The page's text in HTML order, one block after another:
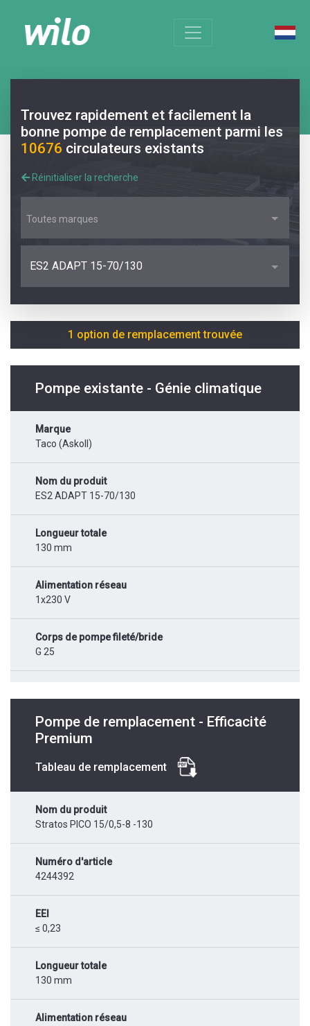
Trouvez rapidement et facilement la
bonne pompe de remplacement parmi les
10676 circulateurs existants
Réinitialiser la recherche
Toutes marques
ES2 ADAPT 15-70/130
1 option de remplacement trouvée
Pompe existante - Génie climatique
Marque
Taco (Askoll)
Nom du produit
ES2 ADAPT 15-70/130
Longueur totale
130 mm
Alimentation réseau
1x230 V
Corps de pompe fileté/bride
G 25
Pompe de remplacement - Efficacité
Premium
Tableau de remplacement
Nom du produit
Stratos PICO 15/0,5-8 -130
Numéro d'article
4244392
EEI
≤ 0,23
Longueur totale
130 mm
Alimentation réseau